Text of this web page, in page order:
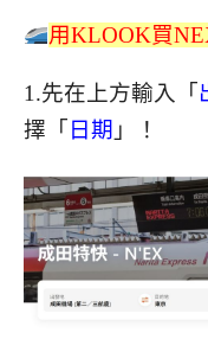
用KLOOK買
1.先在上方輸入「
擇「 日期 」！